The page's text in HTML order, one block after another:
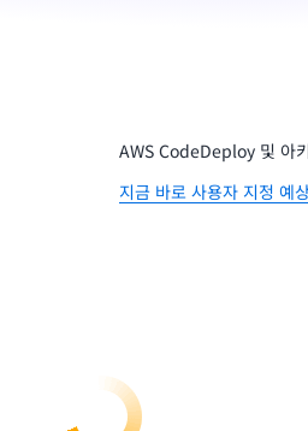
AWS CodeDeploy 및 아
지금 바로 사용자 지정 예